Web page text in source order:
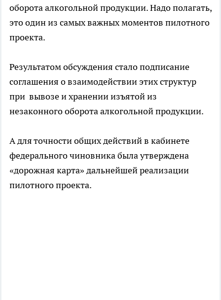
оборота алкогольной продукции. Надо полагать,
это один из самых важных моментов пилотного
проекта.
Результатом обсуждения стало подписание
соглашения о взаимодействии этих структур
при вывозе и хранении изъятой из
незаконного оборота алкогольной продукции.
А для точности общих действий в кабинете
федерального чиновника была утверждена
«дорожная карта» дальнейшей реализации
пилотного проекта.